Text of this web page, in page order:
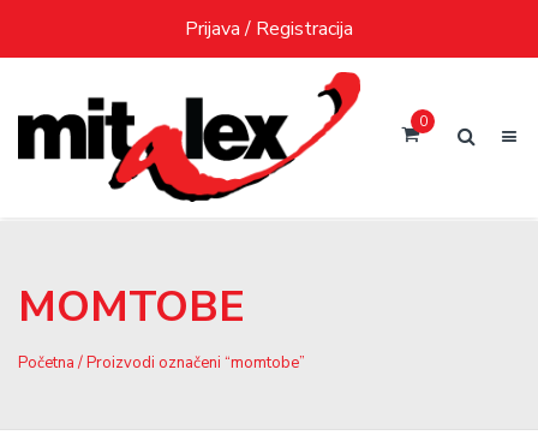
content
Prijava / Registracija
0
MOMTOBE
Početna / Proizvodi označeni “momtobe”